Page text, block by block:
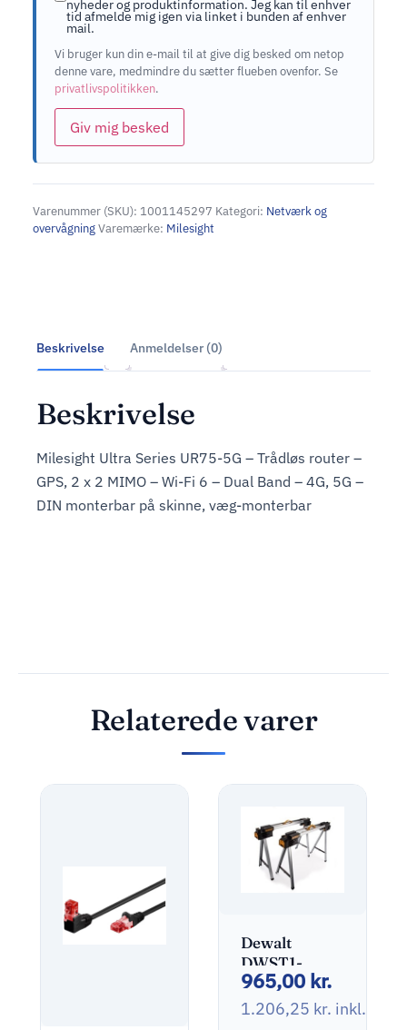
nyheder og produktinformation. Jeg kan til enhver
tid afmelde mig igen via linket i bunden af enhver
mail.
Vi bruger kun din e-mail til at give dig besked om netop
denne vare, medmindre du sætter flueben ovenfor. Se
privatlivspolitikken.
Giv mig besked
Varenummer (SKU): 1001145297 Kategori: Netværk og
overvågningVaremærke: Milesight
Beskrivelse Anmeldelser (0)
Beskrivelse
Milesight Ultra Series UR75-5G – Trådløs router –
GPS, 2 x 2 MIMO – Wi-Fi 6 – Dual Band – 4G, 5G –
DIN monterbar på skinne, væg-monterbar
Relaterede varer
Dewalt
DWST1-
75676 Savhest
965,00 kr.
1.206,25 kr. inkl.